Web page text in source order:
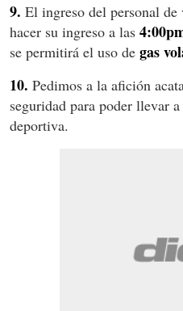
9. El ingreso del personal de
hacer su ingreso a las
se permitirá el uso de gas
10. Pedimos a la afición
seguridad para poder llevar
deportiva.